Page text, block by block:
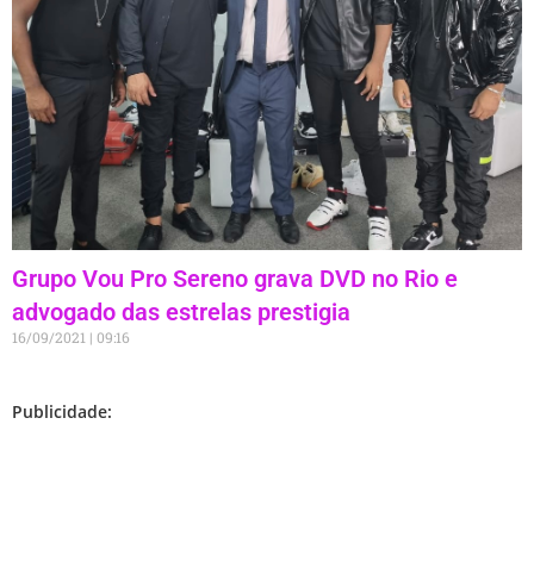
Grupo Vou Pro Sereno grava DVD no Rio e
advogado das estrelas prestigia
16/09/2021 09:16
Publicidade: